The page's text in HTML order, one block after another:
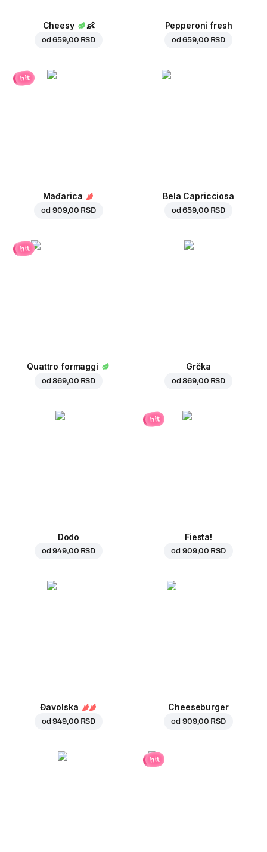
Cheesy 👶
od659,00 RSD
Pepperoni fresh
od659,00 RSD
hit
Mađarica
od 909,00 RSD
Bela Capricciosa
od659,00 RSD
hit
Quattro formaggi
od869,00 RSD
Grčka
od869,00 RSD
Dodo
od949,00 RSD
hit
Fiesta!
od 909,00 RSD
Đavolska
od949,00 RSD
Cheeseburger
od 909,00 RSD
hit